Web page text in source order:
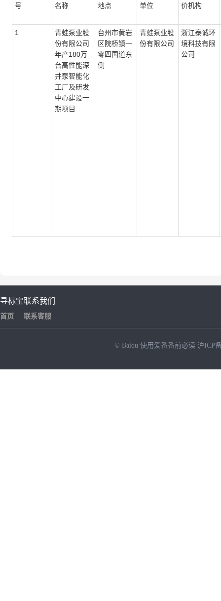
号
名称
地点
单位
价机构
1
青蛙泵业股
份有限公司
年产180万
台高性能深
井泵智能化
工厂及研发
中心建设一
期项目
台州市黄岩
区院桥镇一
零四国道东
侧
青蛙泵业股
份有限公司
浙江泰诚环
境科技有限
公司
寻标宝
首页
联系我们
联系客服
© Baidu 使用爱番番前必读 沪ICP